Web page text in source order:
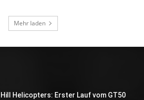
Mehr laden
Hill Helicopters: Erster Lauf vom GT50